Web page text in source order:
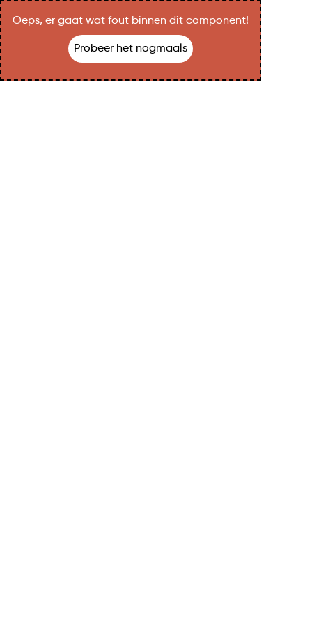
Oeps, er gaat wat fout binnen dit component!
Probeer het nogmaals